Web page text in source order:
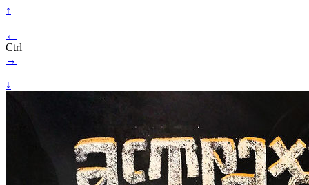
↑
←
Ctrl
→
↓